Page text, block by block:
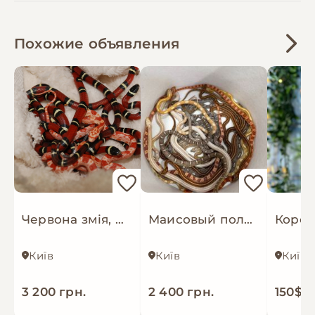
комфортного утримання змії:
повністю обладнані тераріуми;
тераріуми різних розмірів;
системи обігріву та термокилимки;
укриття, поїлки та басейни;
УФ-лампи та освітлення;
декорації, субстрати й інші аксесуари.
Вартість змій залежить від виду, морфи, віку,
Україні та в країни Європи. Якщо вам потрібна
Похожие объявления
Червона змія, молочна змія Сіналоє, молодняк
Київ
3 200 грн.
Маисовый полоз или пятнистый лазающий полоз
Київ
2 400 грн.
Київ
150$